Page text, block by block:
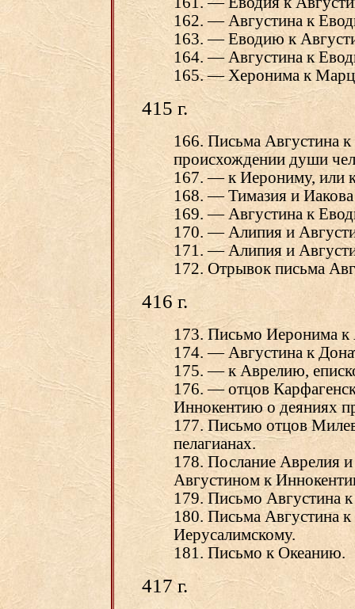
162. — Августина к
163. — Еводию к
164. — Августина к
165. — Херонима к
415 г.
166. Письма Августина
происхождении души
167. — к Иерониму, или
168. — Тимазия и Иакова
169. — Августина к
170. — Алипия и
171. — Алипия и
172. Отрывок письма
416 г.
173. Письмо Иеронима к
174. — Августина к
175. — к Аврелию,
176. — отцов
Иннокентию о деяниях
177. Письмо отцов
пелагианах.
178. Послание Аврелия
Августином к
179. Письмо Августина
180. Письма Августина
Иерусалимскому.
181. Письмо к Океанию.
417 г.